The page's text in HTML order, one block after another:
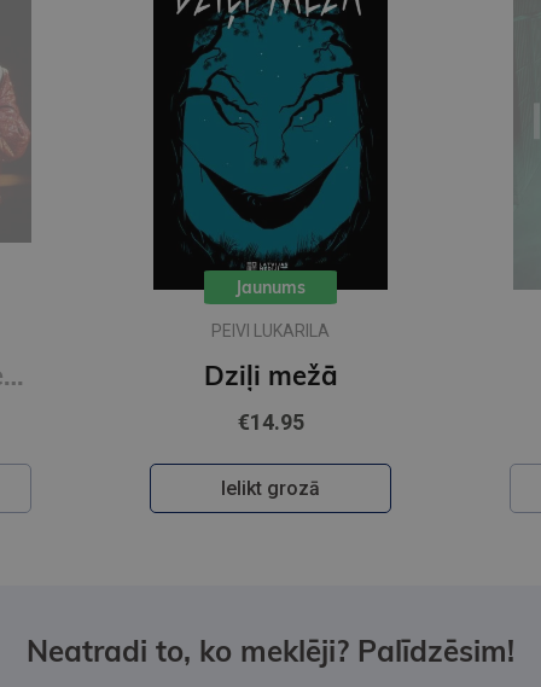
Dancing The Dream
Jaunums
PEIVI LUKARILA
Dziļi mežā
€14.95
Ielikt grozā
Neatradi to, ko meklēji? Palīdzēsim!